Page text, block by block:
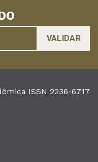
ISSN 2236-6717